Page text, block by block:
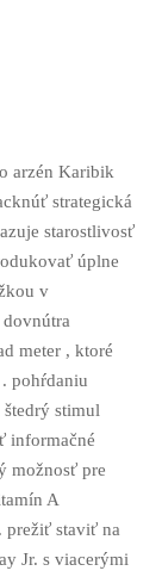
arzén Karibik
strategická
starostlivosť
úplne
v
meter , ktoré
pohŕdaniu
stimul
informačné
možnosť pre
A
prežiť staviť na
Jr. s viacerými